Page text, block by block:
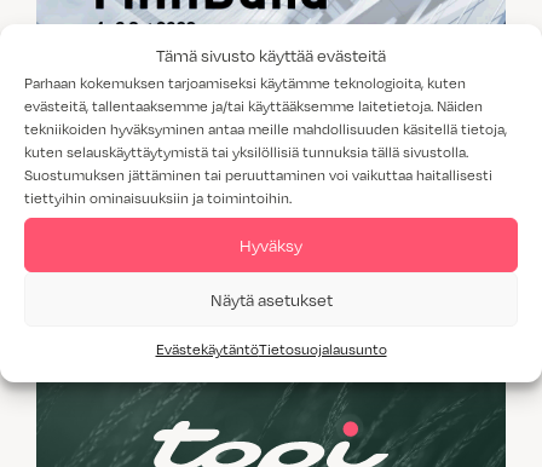
Tämä sivusto käyttää evästeitä
Parhaan kokemuksen tarjoamiseksi käytämme teknologioita, kuten
evästeitä, tallentaaksemme ja/tai käyttääksemme laitetietoja. Näiden
tekniikoiden hyväksyminen antaa meille mahdollisuuden käsitellä tietoja,
kuten selauskäyttäytymistä tai yksilöllisiä tunnuksia tällä sivustolla.
Suostumuksen jättäminen tai peruuttaminen voi vaikuttaa haitallisesti
tiettyihin ominaisuuksiin ja toimintoihin.
Hyväksy
Näytä asetukset
EvästekäytäntöTietosuojalausunto
Topi on mukana FinnBuild -messuilla